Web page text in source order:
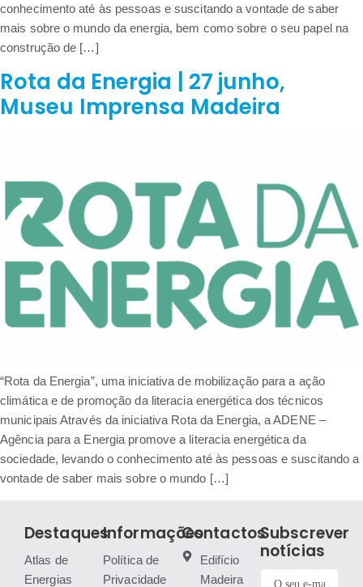
conhecimento até às pessoas e suscitando a vontade de saber
mais sobre o mundo da energia, bem como sobre o seu papel na
construção de […]
Rota da Energia | 27 junho,
Museu Imprensa Madeira
“Rota da Energia”, uma iniciativa de mobilização para a ação
climática e de promoção da literacia energética dos técnicos
municipais Através da iniciativa Rota da Energia, a ADENE –
Agência para a Energia promove a literacia energética da
sociedade, levando o conhecimento até às pessoas e suscitando a
vontade de saber mais sobre o mundo […]
Destaques
Atlas de
Energias
Informações
Política de
Privacidade
Contactos
Edifício
Madeira
Subscrever
notícias